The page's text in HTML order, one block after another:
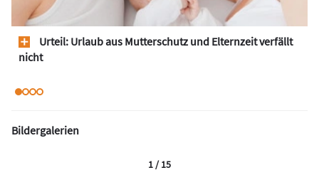
Urteil: Urlaub aus Mutterschutz und Elternzeit verfällt
nicht
Bildergalerien
1 / 15